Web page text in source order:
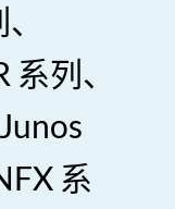
列、
系